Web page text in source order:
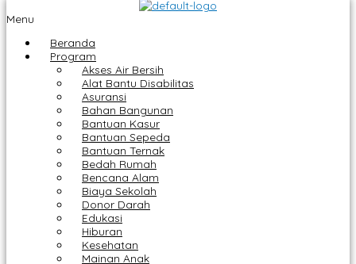
Menu
Beranda
Program
Akses Air Bersih
Alat Bantu Disabilitas
Asuransi
Bahan Bangunan
Bantuan Kasur
Bantuan Sepeda
Bantuan Ternak
Bedah Rumah
Bencana Alam
Biaya Sekolah
Donor Darah
Edukasi
Hiburan
Kesehatan
Mainan Anak